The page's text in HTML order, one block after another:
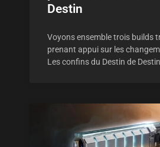
Destin
Voyons ensemble trois builds
prenant appui sur les
Les confins du Destin de